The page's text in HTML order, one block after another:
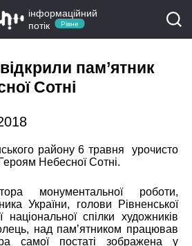
інформаційний
потік
Рівне
пам’ятник
Сотні
району 6 травня урочисто
Небесної Сотні.
монументальної роботи,
України, голови Рівненської
національної спілки художників
над пам’ятником працював
самої постаті зображена у